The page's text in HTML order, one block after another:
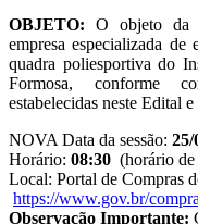
OBJETO:O objeto da
empresa especializada
quadra poliesportiva do
Formosa, conforme
estabelecidas neste Edital e
NOVA Data da sessão: 25/
Horário: 08:30 (horário
Local: Portal de Compras
https://www.gov.br/
Observação Importante: